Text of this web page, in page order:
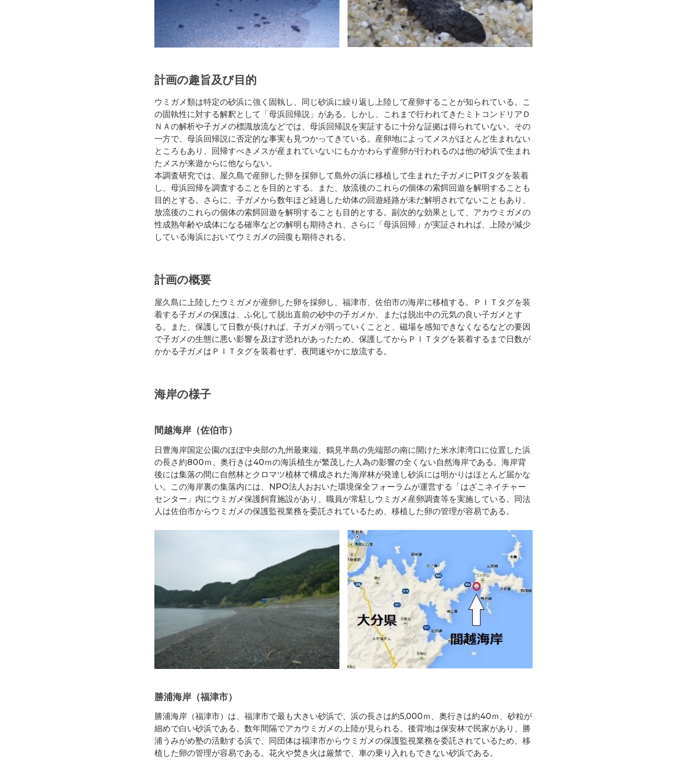
計画の趣旨及び目的
ウミガメ類は特定の砂浜に強く固執し、同じ砂浜に繰り返し上陸して産卵することが知られている。こ
の固執性に対する解釈として「母浜回帰説」がある。しかし、これまで行われてきたミトコンドリアＤ
ＮＡの解析や子ガメの標識放流などでは、母浜回帰説を実証するに十分な証拠は得られていない。その
一方で、母浜回帰説に否定的な事実も見つかってきている。産卵地によってメスがほとんど生まれない
ところもあり、回帰すべきメスが産まれていないにもかかわらず産卵が行われるのは他の砂浜で生まれ
たメスが来遊からに他ならない。
本調査研究では、屋久島で産卵した卵を採卵して島外の浜に移植して生まれた子ガメにPITタグを装着
し、母浜回帰を調査することを目的とする。また、放流後のこれらの個体の索餌回遊を解明することも
目的とする。さらに、子ガメから数年ほど経過した幼体の回遊経路が未だ解明されてないこともあり、
放流後のこれらの個体の索餌回遊を解明することも目的とする。副次的な効果として、アカウミガメの
性成熟年齢や成体になる確率などの解明も期待され、さらに「母浜回帰」が実証されれば、上陸が減少
している海浜においてウミガメの回復も期待される。
計画の概要
屋久島に上陸したウミガメが産卵した卵を採卵し、福津市、佐伯市の海岸に移植する。ＰＩＴタグを装
着する子ガメの保護は、ふ化して脱出直前の砂中の子ガメか、または脱出中の元気の良い子ガメとす
る。また、保護して日数が長ければ、子ガメが弱っていくことと、磁場を感知できなくなるなどの要因
で子ガメの生態に悪い影響を及ぼす恐れがあったため、保護してからＰＩＴタグを装着するまで日数が
かかる子ガメはＰＩＴタグを装着せず、夜間速やかに放流する。
海岸の様子
間越海岸（佐伯市）
日豊海岸国定公園のほぼ中央部の九州最東端、鶴見半島の先端部の南に開けた米水津湾口に位置した浜
の長さ約800ｍ、奥行きは40ｍの海浜植生が繁茂した人為の影響の全くない自然海岸である。海岸背
後には集落の間に自然林とクロマツ植林で構成された海岸林が発達し砂浜には明かりはほとんど届かな
い。この海岸裏の集落内には、NPO法人おおいた環境保全フォーラムが運営する「はざこネイチャー
センター」内にウミガメ保護飼育施設があり、職員が常駐しウミガメ産卵調査等を実施している。同法
人は佐伯市からウミガメの保護監視業務を委託されているため、移植した卵の管理が容易である。
勝浦海岸（福津市）
勝浦海岸（福津市）は、福津市で最も大きい砂浜で、浜の長さは約5,000ｍ、奥行きは約40ｍ、砂粒が
細めで白い砂浜である。数年間隔でアカウミガメの上陸が見られる。後背地は保安林で民家があり、勝
浦うみがめ塾の活動する浜で、同団体は福津市からウミガメの保護監視業務を委託されているため、移
植した卵の管理が容易である。花火や焚き火は厳禁で、車の乗り入れもできない砂浜である。